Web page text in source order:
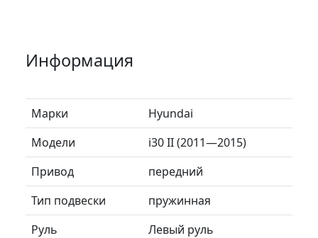
Информация
Марки
Hyundai
Модели
i30 II (2011—2015)
Привод
передний
Тип подвески
пружинная
Руль
Левый руль